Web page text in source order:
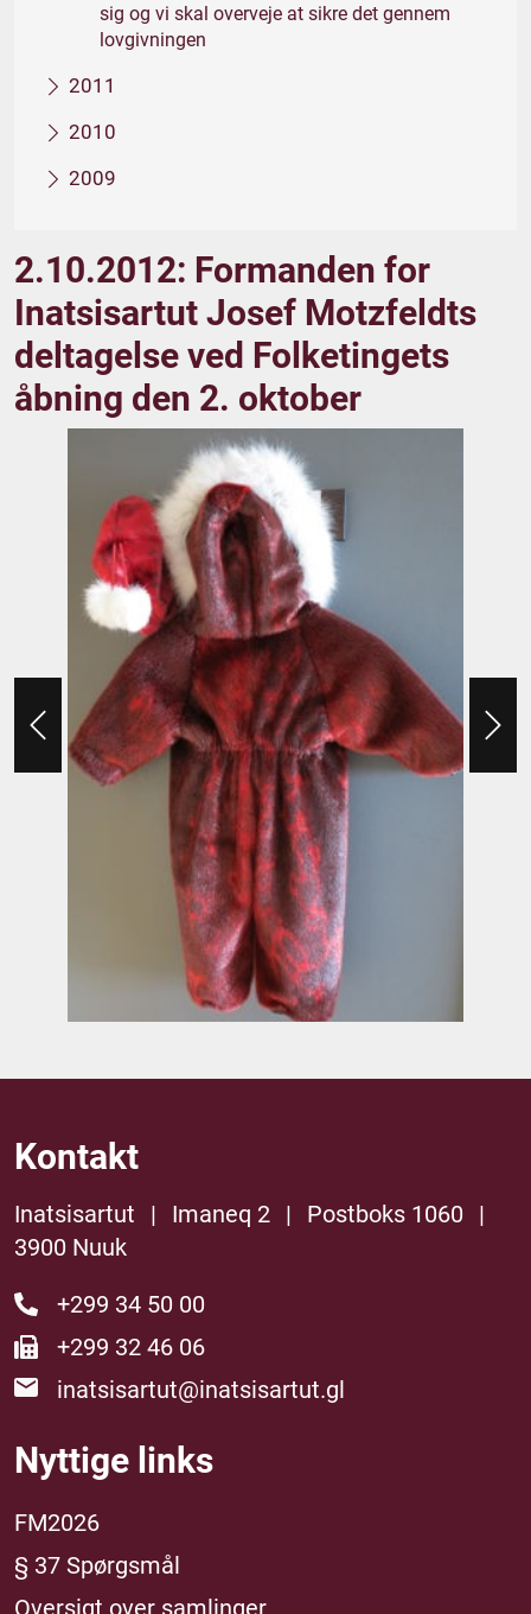
sig og vi skal overveje at sikre det gennem
lovgivningen
2011
2010
2009
2.10.2012: Formanden for
Inatsisartut Josef Motzfeldts
deltagelse ved Folketingets
åbning den 2. oktober
Kontakt
Inatsisartut | Imaneq 2 | Postboks 1060
|
3900 Nuuk
+299 34 50 00
+299 32 46 06
inatsisartut@inatsisartut.gl
Nyttige links
FM2026
§ 37 Spørgsmål
Oversigt over samlinger